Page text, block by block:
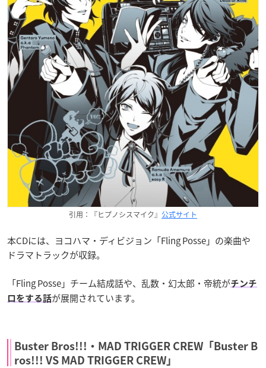
引用：『ヒプノシスマイク』 公式サイト
本CDには、ヨコハマ・ディビジョン「Fling Posse」の楽曲や
ドラマトラックが収録。
「Fling Posse」チーム結成話や、乱数・幻太郎・帝統がチンチ
ロをする話が展開されています。
Buster Bros!!!・MAD TRIGGER CREW「Buster B
ros!!! VS MAD TRIGGER CREW」